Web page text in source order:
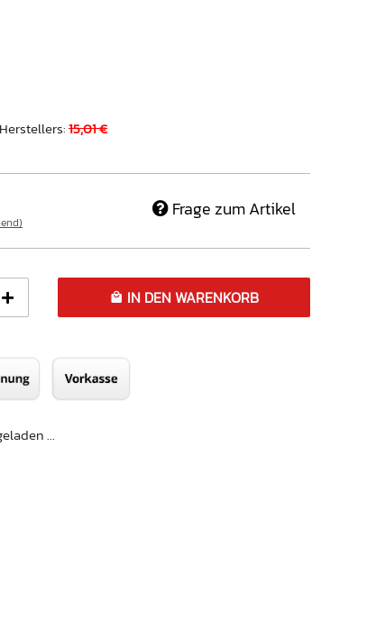
:15,01 €
Frage zum Artikel
IN DEN WARENKORB
...